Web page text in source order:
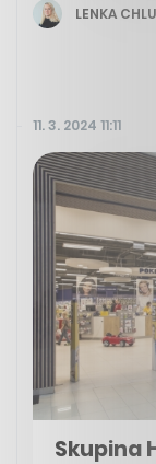
LENKA
11. 3. 2024 11:11
Skupina